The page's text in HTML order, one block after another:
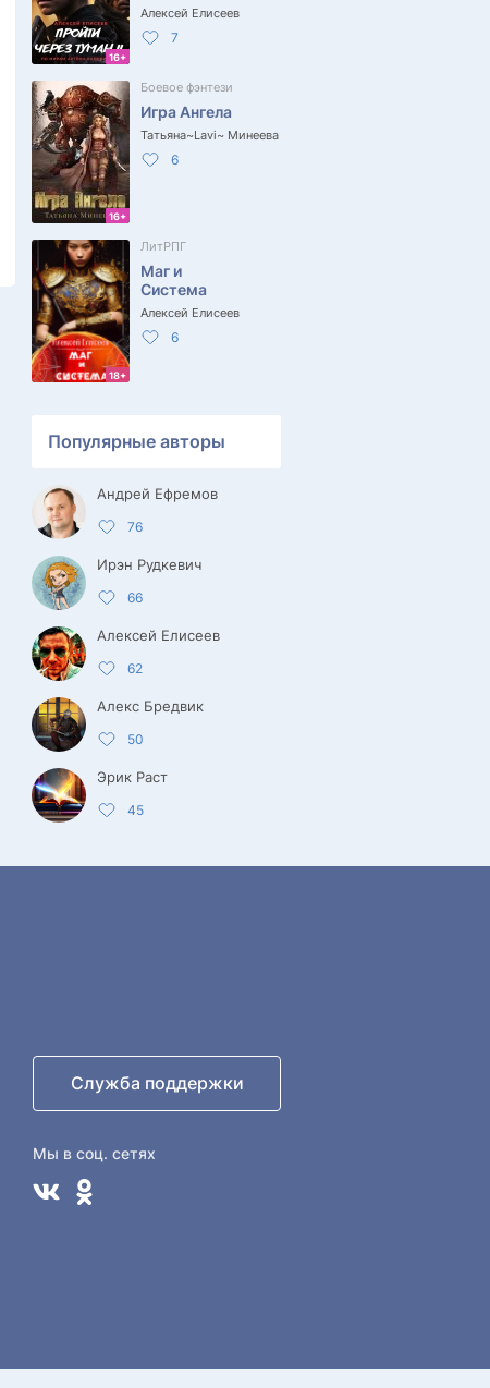
16+
Алексей Елисеев
7
16+
Боевое фэнтези
Игра Ангела
Татьяна~Lavi~ Минеева
6
18+
ЛитРПГ
Маг и
Система
Алексей Елисеев
6
Популярные авторы
Андрей Ефремов
76
Ирэн Рудкевич
66
Алексей Елисеев
62
Алекс Бредвик
50
Эрик Раст
45
Служба поддержки
Мы в соц. сетях